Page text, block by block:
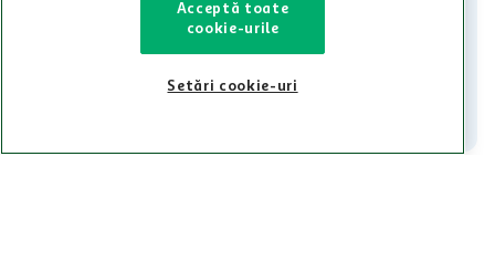
Iti stam mereu la dispozitie.
021-9141 contact@auchan.ro
Acceptă toate
cookie-urile
Setări cookie-uri